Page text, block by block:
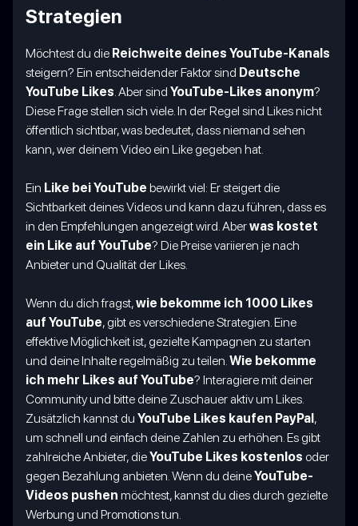
Strategien
Möchtest du die Reichweite deines YouTube-Kanals
steigern? Ein entscheidender Faktor sind Deutsche
YouTube Likes. Aber sind YouTube-Likes anonym?
Diese Frage stellen sich viele. In der Regel sind Likes nicht
öffentlich sichtbar, was bedeutet, dass niemand sehen
kann, wer deinem Video ein Like gegeben hat.
Ein Like bei YouTube bewirkt viel: Er steigert die
Sichtbarkeit deines Videos und kann dazu führen, dass es
in den Empfehlungen angezeigt wird. Aberwas kostet
ein Like auf YouTube? Die Preise variieren je nach
Anbieter und Qualität der Likes.
Wenn du dich fragst,wie bekomme ich 1000 Likes
auf YouTube, gibt es verschiedene Strategien. Eine
effektive Möglichkeit ist, gezielte Kampagnen zu starten
und deine Inhalte regelmäßig zu teilen.Wie bekomme
ich mehr Likes auf YouTube? Interagiere mit deiner
Community und bitte deine Zuschauer aktiv um Likes.
Zusätzlich kannst du YouTube Likes kaufen PayPal,
um schnell und einfach deine Zahlen zu erhöhen. Es gibt
zahlreiche Anbieter, dieYouTube Likes kostenlos oder
gegen Bezahlung anbieten. Wenn du deineYouTube-
Videos pushen möchtest, kannst du dies durch gezielte
Werbung und Promotions tun.